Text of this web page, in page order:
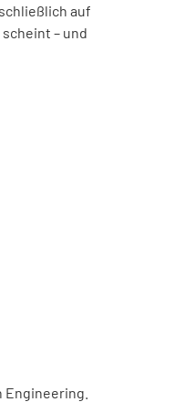
auf
– und
Engineering.